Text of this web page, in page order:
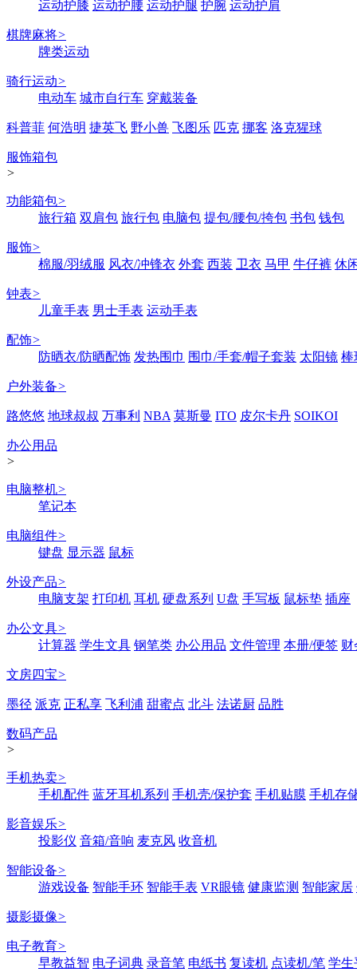
运动护膝 运动护腰 运动护腿 护腕 运动护肩
棋牌麻将>
牌类运动
骑行运动>
电动车 城市自行车 穿戴装备
科普菲 何浩明 捷英飞 野小兽 飞图乐 匹克 挪客 洛克猩球
服饰箱包
>
功能箱包>
旅行箱 双肩包 旅行包 电脑包 提包/腰包/挎包 书包 钱包
服饰>
棉服/羽绒服 风衣/冲锋衣 外套 西装 卫衣 马甲 牛仔裤 休
钟表>
儿童手表 男士手表 运动手表
配饰>
防晒衣/防晒配饰 发热围巾 围巾/手套/帽子套装 太阳镜 棒
户外装备>
路悠悠 地球叔叔 万事利 NBA 莫斯曼 ITO 皮尔卡丹 SOIKOI
办公用品
>
电脑整机>
笔记本
电脑组件>
键盘 显示器 鼠标
外设产品>
电脑支架 打印机 耳机 硬盘系列 U盘 手写板 鼠标垫 插座
办公文具>
计算器 学生文具 钢笔类 办公用品 文件管理 本册/便签 财
文房四宝>
墨径 派克 正私享 飞利浦 甜蜜点 北斗 法诺厨 品胜
数码产品
>
手机热卖>
手机配件 蓝牙耳机系列 手机壳/保护套 手机贴膜 手机存
影音娱乐>
投影仪 音箱/音响 麦克风 收音机
智能设备>
游戏设备 智能手环 智能手表 VR眼镜 健康监测 智能家居
摄影摄像>
电子教育>
早教益智 电子词典 录音笔 电纸书 复读机 点读机/笔 学生